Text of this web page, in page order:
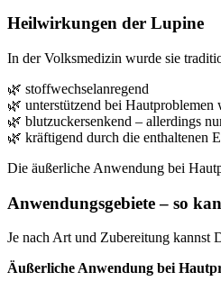
Heilwirkungen der Lupine
In der Volksmedizin wurde sie
🌿 stoffwechselanregend
🌿 unterstützend bei
🌿 blutzuckersenkend – allerdings
🌿 kräftigend durch die enthaltenen
Die äußerliche Anwendung bei
Anwendungsgebiete – so
Je nach Art und Zubereitung kannst
Äußerliche Anwendung bei